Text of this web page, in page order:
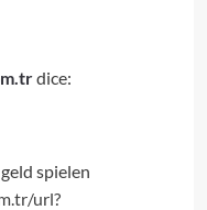
dice:
spielen
url?